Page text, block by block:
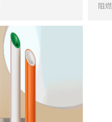
阻